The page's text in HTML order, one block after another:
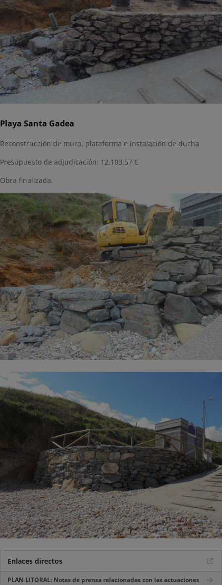
Playa Santa Gadea
Reconstrucción de muro, plataforma e instalación de ducha
Presupuesto de adjudicación: 12.103,57 €
Obra finalizada.
Enlaces directos
PLAN LITORAL: Notas de prensa relacionadas con las actuaciones